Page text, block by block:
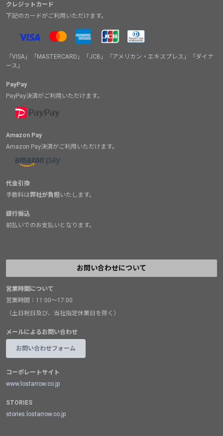
クレジットカード
下記のカードがご利用いただけます。
「VISA」「MASTERCARD」「JCB」「アメリカン・エキスプレス」「ダイナ
ース」
PayPay
PayPay決済がご利用いただけます。
Amazon Pay
Amazon Pay決済がご利用いただけます。
代金引換
手数料は弊社が負担 いたします。
銀行振込
前払いでのお支払いとなります。
お問い合わせについて
営業時間について
営業時間：11:00～17:00
（土日祝日及び、当社指定休業日を除く）
メールによるお問い合わせ
お問い合わせフォーム
コーポレートサイト
www.lostarrow.co.jp
STORIES
stories.lostarrow.co.jp